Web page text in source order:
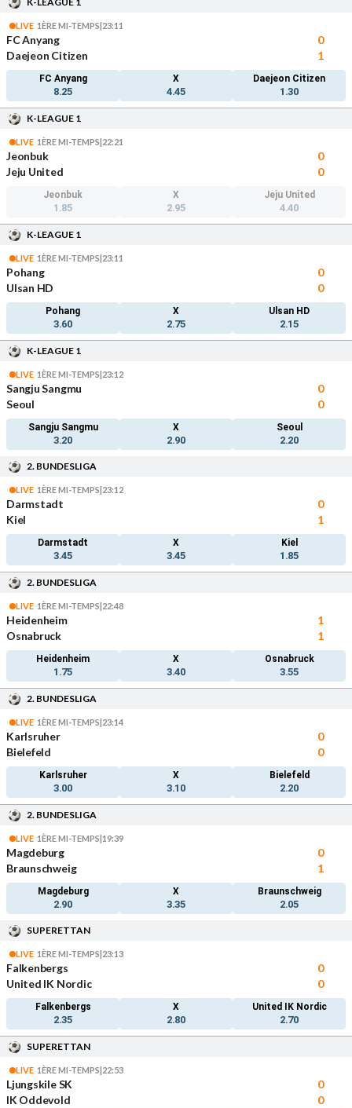
LIVE 1ÈRE MI-TEMPS|23:11
FC Anyang
0
Daejeon Citizen
1
FC Anyang
8.25
X
4.45
Daejeon Citizen
1.30
K-LEAGUE 1
LIVE 1ÈRE MI-TEMPS|22:21
Jeonbuk
0
Jeju United
0
Jeonbuk
1.85
X
2.95
Jeju United
4.40
K-LEAGUE 1
LIVE 1ÈRE MI-TEMPS|23:11
Pohang
0
Ulsan HD
0
Pohang
3.60
X
2.75
Ulsan HD
2.15
K-LEAGUE 1
LIVE 1ÈRE MI-TEMPS|23:12
Sangju Sangmu
0
Seoul
0
Sangju Sangmu
3.20
X
2.90
Seoul
2.20
2. BUNDESLIGA
LIVE 1ÈRE MI-TEMPS|23:12
Darmstadt
0
Kiel
1
Darmstadt
3.45
X
3.45
Kiel
1.85
2. BUNDESLIGA
LIVE 1ÈRE MI-TEMPS|22:48
Heidenheim
1
Osnabruck
1
Heidenheim
1.75
X
3.40
Osnabruck
3.55
2. BUNDESLIGA
LIVE 1ÈRE MI-TEMPS|23:14
Karlsruher
0
Bielefeld
0
Karlsruher
3.00
X
3.10
Bielefeld
2.20
2. BUNDESLIGA
LIVE 1ÈRE MI-TEMPS|19:39
Magdeburg
0
Braunschweig
1
Magdeburg
2.90
X
3.35
Braunschweig
2.05
SUPERETTAN
LIVE 1ÈRE MI-TEMPS|23:13
Falkenbergs
0
United IK Nordic
0
Falkenbergs
2.35
X
2.80
United IK Nordic
2.70
SUPERETTAN
LIVE 1ÈRE MI-TEMPS|22:53
Ljungskile SK
0
IK Oddevold
0